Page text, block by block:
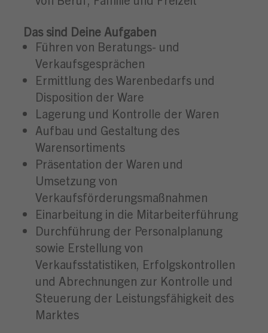
Das sind Deine Aufgaben
Führen von Beratungs- und
Verkaufsgesprächen
Ermittlung des Warenbedarfs und
Disposition der Ware
Lagerung und Kontrolle der Waren
Aufbau und Gestaltung des
Warensortiments
Präsentation der Waren und
Umsetzung von
Verkaufsförderungsmaßnahmen
Einarbeitung in die Mitarbeiterführung
Durchführung der Personalplanung
sowie Erstellung von
Verkaufsstatistiken, Erfolgskontrollen
und Abrechnungen zur Kontrolle und
Steuerung der Leistungsfähigkeit des
Marktes